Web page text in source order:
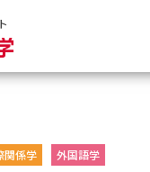
関係学 外国語学